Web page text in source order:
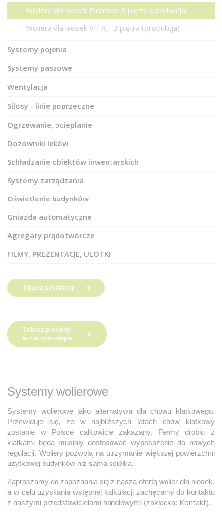
Woliera dla niosek Piramide 3 piętra (produkcja)
Woliera dla niosek VITA – 3 piętra (produkcja)
Systemy pojenia
Systemy paszowe
Wentylacja
Silosy - linie poprzeczne
Ogrzewanie, ocieplanie
Dozowniki leków
Schładzanie obiektów inwentarskich
Systemy zarządzania
Oświetlenie budynków
Gniazda automatyczne
Agregaty prądotwórcze
FILMY, PREZENTACJE, ULOTKI
Zdjęcia z realizacji
Zobacz produkty
w naszym sklepie
Systemy wolierowe
Systemy wolierowe jako alternatywa dla chowu klatkowego.
Przewiduje się, że w najbliższych latach chów klatkowy
zostanie w Polsce całkowicie zakazany. Fermy drobiu z
klatkami będą musiały dostosować wyposażenie do nowych
regulacji. Woliery pozwolą na utrzymanie większej powierzchni
użytkowej budynków niż sama ściółka.
Zapraszamy do zapoznania się z naszą ofertą wolier dla niosek,
a w celu uzyskania wstępnej kalkulacji zachęcamy do kontaktu
z naszymi przedstawicielami handlowymi (zakładka: Kontakt).